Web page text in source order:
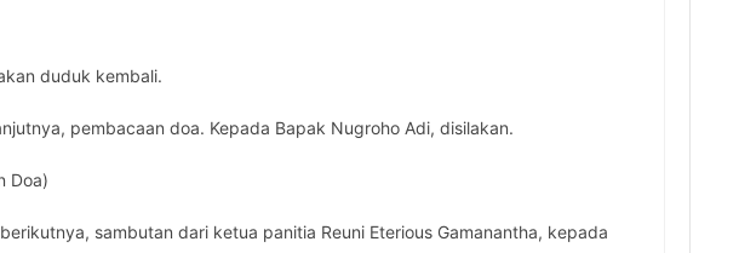
duduk kembali.
pembacaan doa. Kepada Bapak Nugroho Adi, disilakan.
Doa)
sambutan dari ketua panitia Reuni Eterious Gamanantha, kepada